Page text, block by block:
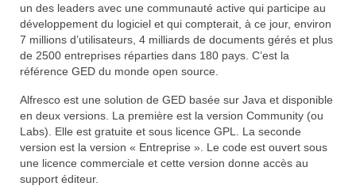
un des leaders avec une communauté active qui participe au
développement du logiciel et qui compterait, à ce jour, environ
7 millions d’utilisateurs, 4 milliards de documents gérés et plus
de 2500 entreprises réparties dans 180 pays. C’est la
référence GED du monde open source.
Alfresco est une solution de GED basée sur Java et disponible
en deux versions. La première est la version Community (ou
Labs). Elle est gratuite et sous licence GPL. La seconde
version est la version « Entreprise ». Le code est ouvert sous
une licence commerciale et cette version donne accès au
support éditeur.